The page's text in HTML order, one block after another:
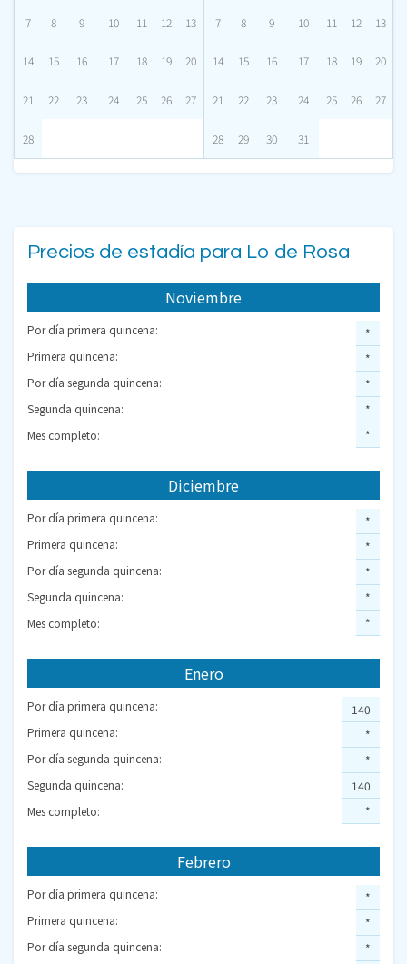
7 8 9 10 11 12 13
14 15 16 17 18 19 20
21 22 23 24 25 26 27
28
7 8 9 10 11 12 13
14 15 16 17 18 19 20
21 22 23 24 25 26 27
28 29 30 31
Precios de estadía para Lo de Rosa
Noviembre
Por día primera quincena:
Primera quincena:
Por día segunda quincena:
Segunda quincena:
Mes completo:
*
*
*
*
*
Diciembre
Por día primera quincena:
Primera quincena:
Por día segunda quincena:
Segunda quincena:
Mes completo:
*
*
*
*
*
Enero
Por día primera quincena:
Primera quincena:
Por día segunda quincena:
Segunda quincena:
Mes completo:
140
*
*
140
*
Febrero
Por día primera quincena:
Primera quincena:
Por día segunda quincena:
*
*
*